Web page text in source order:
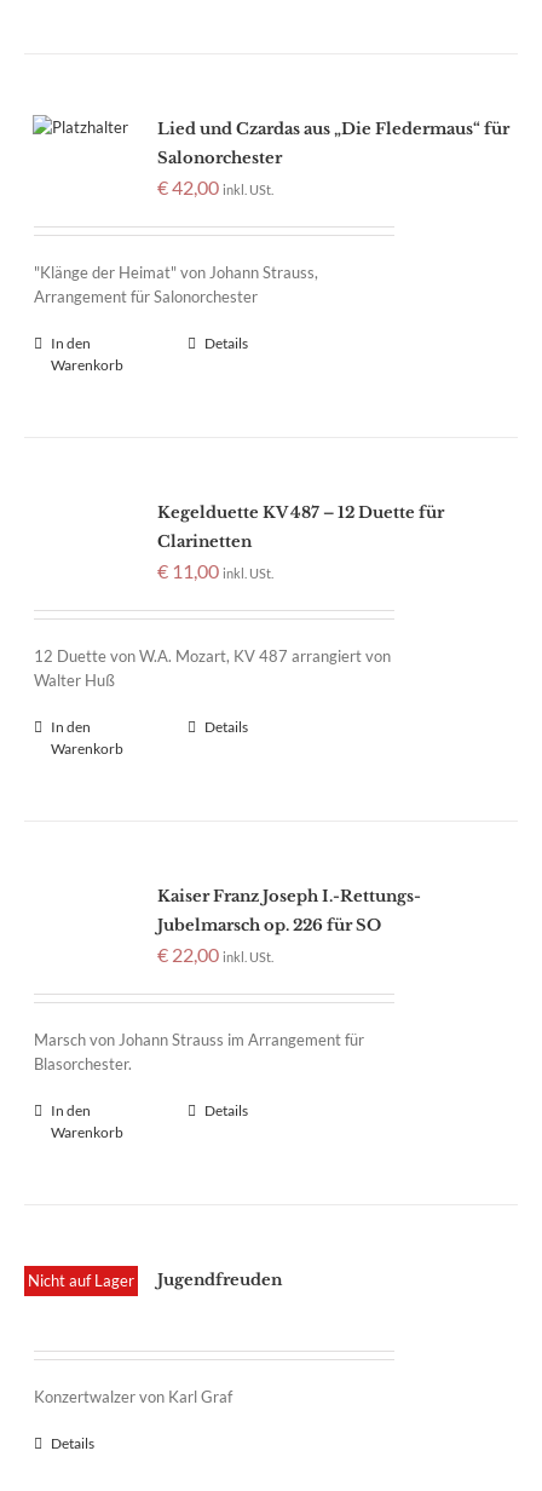
Lied und Czardas aus „Die Fledermaus“ für
Salonorchester
€42,00 inkl. USt.
"Klänge der Heimat" von Johann Strauss,
Arrangement für Salonorchester
In den
Warenkorb
Details
Kegelduette KV 487 – 12 Duette für
Clarinetten
€ 11,00 inkl. USt.
12 Duette von W.A. Mozart, KV 487 arrangiert von
Walter Huß
In den
Warenkorb
Details
Kaiser Franz Joseph I.-Rettungs-
Jubelmarsch op. 226 für SO
€ 22,00 inkl. USt.
Marsch von Johann Strauss im Arrangement für
Blasorchester.
In den
Warenkorb
Details
Nicht auf Lager Jugendfreuden
Konzertwalzer von Karl Graf
Details